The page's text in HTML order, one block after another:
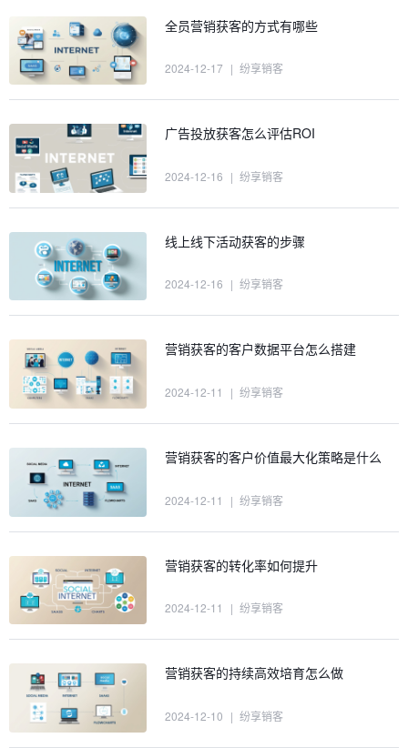
全员营销获客的方式有哪些
2024-12-17 | 纷享销客
广告投放获客怎么评估ROI
2024-12-16 | 纷享销客
线上线下活动获客的步骤
2024-12-16 | 纷享销客
营销获客的客户数据平台怎么搭建
2024-12-11 | 纷享销客
营销获客的客户价值最大化策略是什么
2024-12-11 | 纷享销客
营销获客的转化率如何提升
2024-12-11 | 纷享销客
营销获客的持续高效培育怎么做
2024-12-10 | 纷享销客